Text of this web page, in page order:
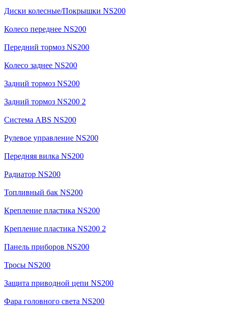
Диски колесные/Покрышки NS200
Колесо переднее NS200
Передний тормоз NS200
Колесо заднее NS200
Задний тормоз NS200
Задний тормоз NS200 2
Система ABS NS200
Рулевое управление NS200
Передняя вилка NS200
Радиатор NS200
Топливный бак NS200
Крепление пластика NS200
Крепление пластика NS200 2
Панель приборов NS200
Тросы NS200
Защита приводной цепи NS200
Фара головного света NS200